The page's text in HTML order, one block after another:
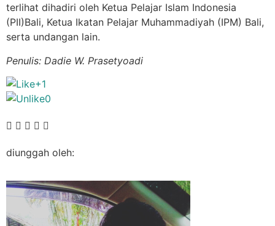
terlihat dihadiri oleh Ketua Pelajar Islam Indonesia
(PII)Bali, Ketua Ikatan Pelajar Muhammadiyah (IPM) Bali,
serta undangan lain.
Penulis: Dadie W. Prasetyoadi
+1
0
diunggah oleh: